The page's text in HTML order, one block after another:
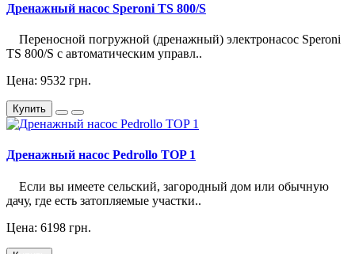
Дренажный насос Speroni TS 800/S
Переносной погружной (дренажный) электронасос Speroni
TS 800/S с автоматическим управл..
Цена: 9532 грн.
Купить
Дренажный насос Pedrollo TOP 1
Если вы имеете сельский, загородный дом или обычную
дачу, где есть затопляемые участки..
Цена: 6198 грн.